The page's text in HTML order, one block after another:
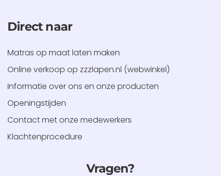
Direct naar
Matras op maat laten maken
Online verkoop op zzzlapen.nl (webwinkel)
Informatie over ons en onze producten
Openingstijden
Contact met onze medewerkers
Klachtenprocedure
Vragen?